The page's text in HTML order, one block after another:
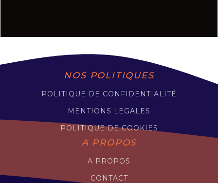
NOS POLITIQUES
POLITIQUE DE CONFIDENTIALITÉ
MENTIONS LEGALES
POLITIQUE DE COOKIES
A PROPOS
A PROPOS
CONTACT